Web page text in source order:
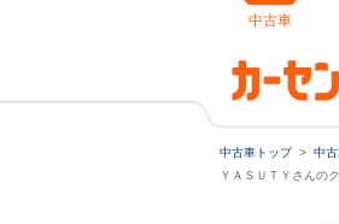
中古車
中古車トップ 中
ＹＡＳＵＴＹさんの